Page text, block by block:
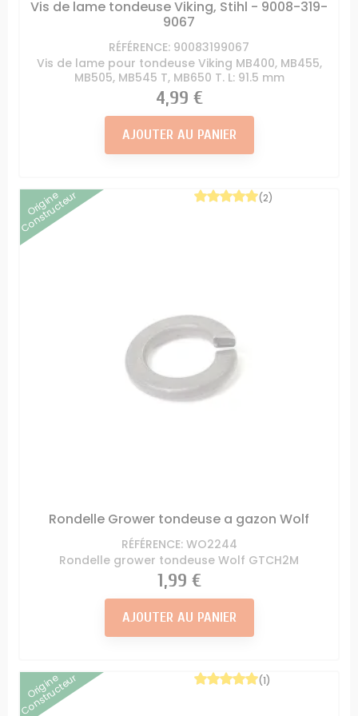
Vis de lame tondeuse Viking, Stihl - 9008-319-
9067
RÉFÉRENCE: 90083199067
Vis de lame pour tondeuse Viking MB400, MB455,
MB505, MB545 T, MB650 T. L: 91.5 mm
Prix
4,99 €
AJOUTER AU PANIER
Origine
Constructeur
Rondelle Grower tondeuse a gazon Wolf
RÉFÉRENCE: WO2244
Rondelle grower tondeuse Wolf GTCH2M
(2)
Prix
1,99 €
AJOUTER AU PANIER
Origine
Constructeur (1)